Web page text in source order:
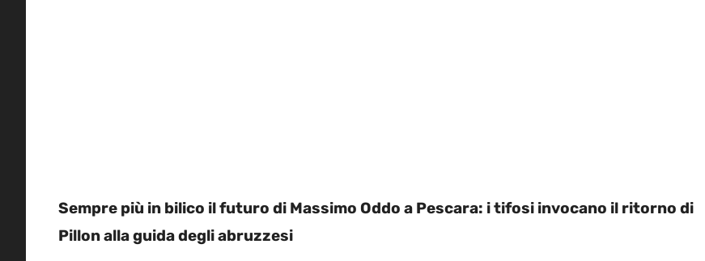
Sempre più in bilico il futuro di Massimo Oddo a Pescara: i tifosi invocano il ritorno di
Pillon alla guida degli abruzzesi